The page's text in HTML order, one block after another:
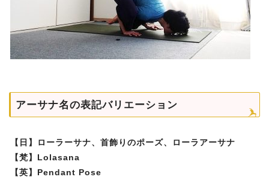
アーサナ名の表記バリエーション
【日】ローラーサナ、首飾りのポーズ、ローラアーサナ
【梵】Lolasana
【英】Pendant Pose